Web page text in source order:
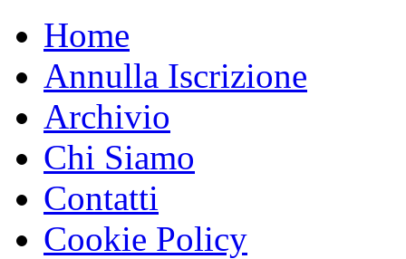
Home
Annulla Iscrizione
Archivio
Chi Siamo
Contatti
Cookie Policy